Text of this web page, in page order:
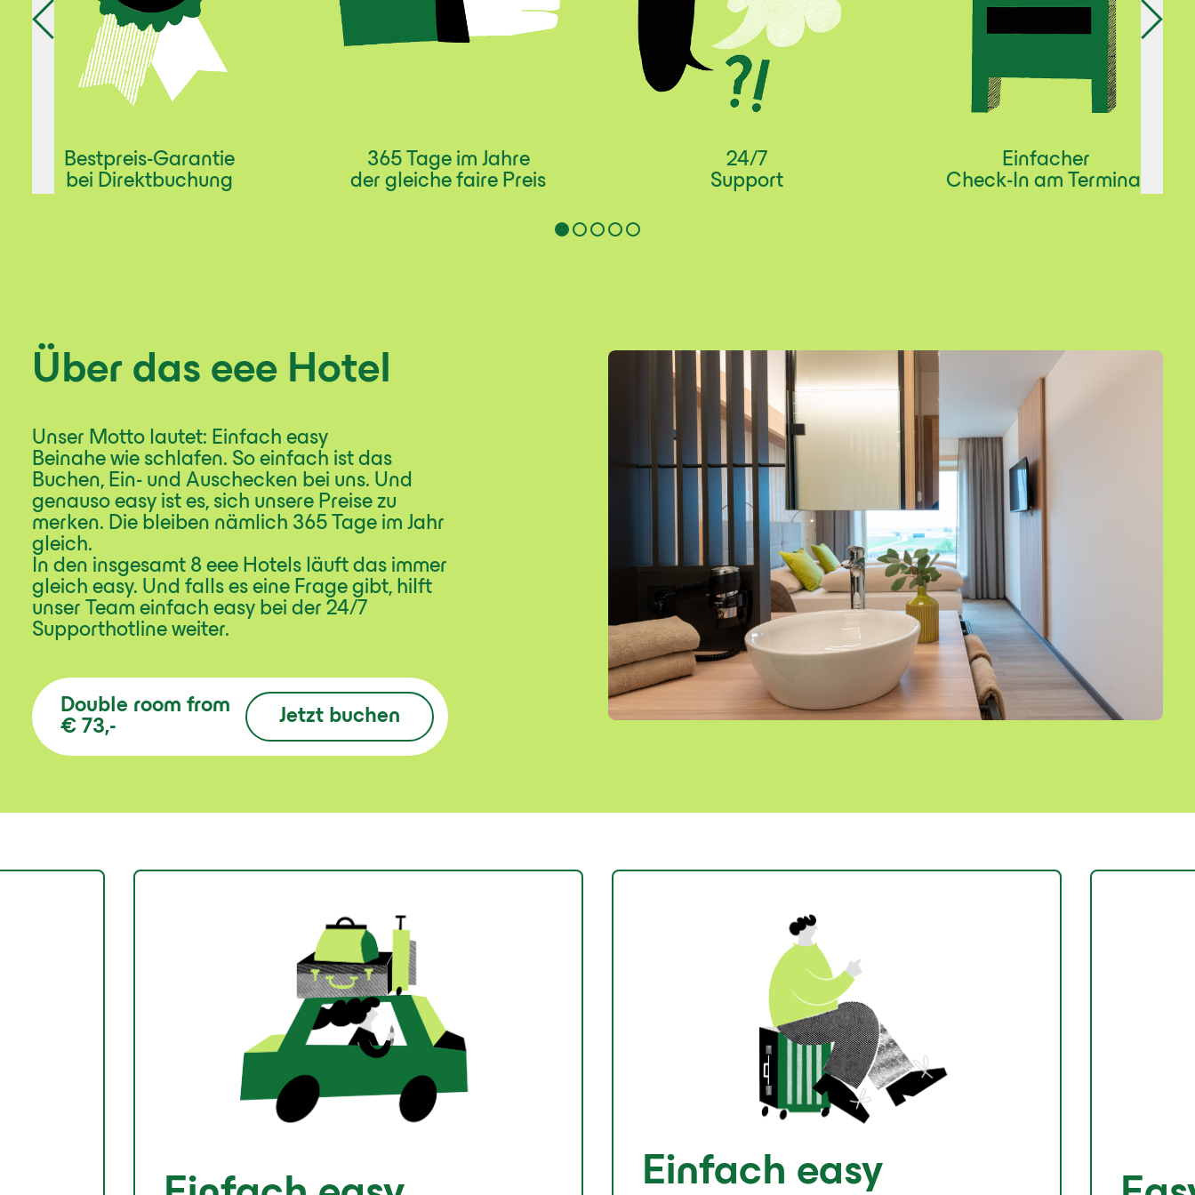
Bestpreis-Garantie
bei Direktbuchung
365 Tage im Jahre
der gleiche faire Preis
24/7
Support
Einfacher
Check-In am Terminal
Über das eee Hotel
Unser Motto lautet: Einfach easy
Beinahe wie schlafen. So einfach ist das
Buchen, Ein- und Auschecken bei uns. Und
genauso easy ist es, sich unsere Preise zu
merken. Die bleiben nämlich 365 Tage im Jahr
gleich.
In den insgesamt 8 eee Hotels läuft das immer
gleich easy. Und falls es eine Frage gibt, hilft
unser Team einfach easy bei der 24/7
Supporthotline weiter.
Double room from
€ 73,-
Jetzt buchen
Einfach easy